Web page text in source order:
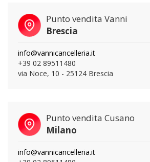
Punto vendita Vanni
Brescia
info@vannicancelleria.it
+39 02 89511480
via Noce, 10 - 25124 Brescia
Punto vendita Cusano
Milano
info@vannicancelleria.it